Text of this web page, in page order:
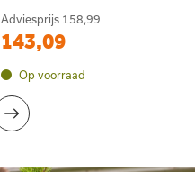
Adviesprijs 158,99
143,09
Op voorraad